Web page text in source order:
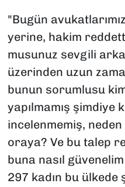
"Bugün
yerine, hakim
musunuz sevgili
üzerinden uzun
bunun sorumlusu
yapılmamış şimdiye
incelenmemiş,
oraya? Ve bu talep
buna nasıl
297 kadın bu